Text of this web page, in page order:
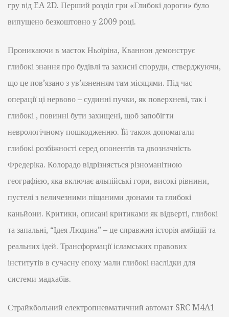
гру від EA 2D. Перший розділ гри «Глибокі дороги» було
випущено безкоштовно у 2009 році.
Проникаючи в маєток Ньоїріна, Кваннон демонструє
глибокі знання про будівлі та захисні споруди, стверджуючи,
що це пов’язано з ув’язненням там місяцями. Під час
операції ці нервово – судинні пучки, як поверхневі, так і
глибокі , повинні бути захищені, щоб запобігти
неврологічному пошкодженню. Їй також допомагали
глибокі розбіжності серед опонентів та двозначність
Фредеріка. Колорадо відрізняється різноманітною
географією, яка включає альпійські гори, високі рівнини,
пустелі з величезними піщаними дюнами та глибокі
каньйони. Критики, описані критиками як відверті, глибокі
та запальні, “Ідея Людина” – це справжня історія амбіцій та
реальних ідей. Трансформації ісламських правових
інститутів в сучасну епоху мали глибокі наслідки для
системи мадхабів.
Страйкбольний електропневматичний автомат SRC M4A1